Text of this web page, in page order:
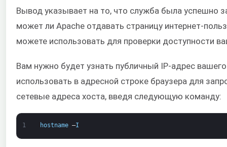
Вывод указывает на то, что служба была успешно
может ли Apache отдавать страницу интернет-
можете использовать для проверки доступности
Вам нужно будет узнать публичный IP-адрес
использовать в адресной строке браузера для
сетевые адреса хоста, введя следующую команду:
1 hostname –I